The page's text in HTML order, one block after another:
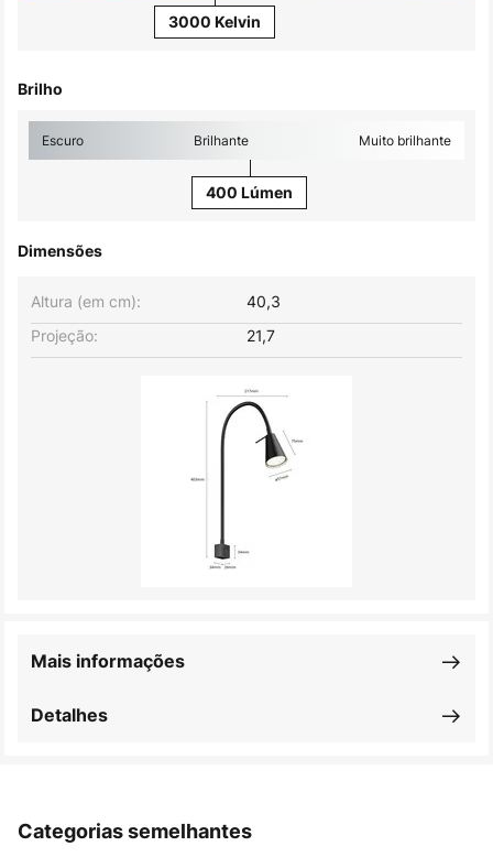
3000 Kelvin
Brilho
Escuro Brilhante Muito brilhante
400 Lúmen
Dimensões
Altura (em cm):
40,3
Projeção:
21,7
Detalhes
Mais informações
Categorias semelhantes